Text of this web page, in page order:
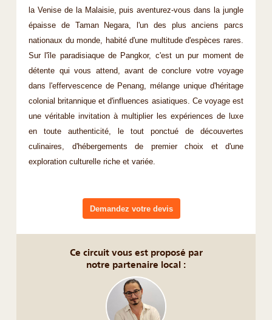
la Venise de la Malaisie, puis aventurez-vous dans la jungle
épaisse de Taman Negara, l'un des plus anciens parcs
nationaux du monde, habité d'une multitude d'espèces rares.
Sur l'île paradisiaque de Pangkor, c'est un pur moment de
détente qui vous attend, avant de conclure votre voyage
dans l'effervescence de Penang, mélange unique d'héritage
colonial britannique et d'influences asiatiques. Ce voyage est
une véritable invitation à multiplier les expériences de luxe
en toute authenticité, le tout ponctué de découvertes
culinaires, d'hébergements de premier choix et d'une
exploration culturelle riche et variée.
Demandez votre devis
Ce circuit vous est proposé par
notre partenaire local :